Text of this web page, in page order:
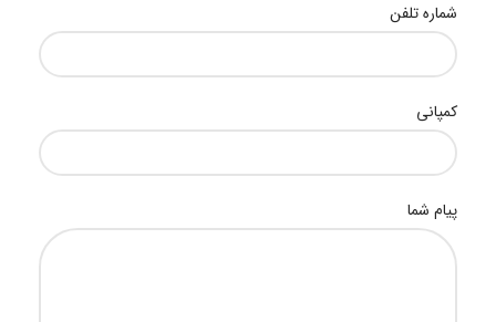
شماره تلفن
کمپانی
پیام شما